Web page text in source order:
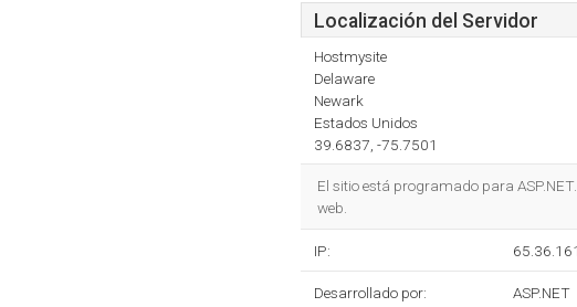
Localización del Servidor
Hostmysite
Delaware
Newark
Estados Unidos
39.6837, -75.7501
El sitio está programado para
web.
IP:
Desarrollado por: ASP.NET